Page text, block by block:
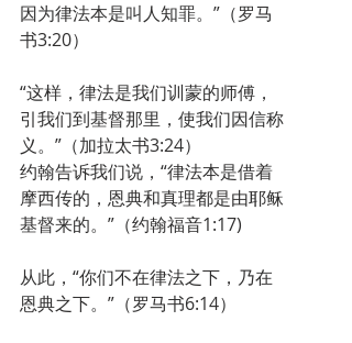
因为律法本是叫人知罪。”（罗马
书3:20）
“这样，律法是我们训蒙的师傅，
引我们到基督那里，使我们因信称
义。”（加拉太书3:24）
约翰告诉我们说，“律法本是借着
摩西传的，恩典和真理都是由耶稣
基督来的。”（约翰福音1:17)
从此，“你们不在律法之下，乃在
恩典之下。”（罗马书6:14）